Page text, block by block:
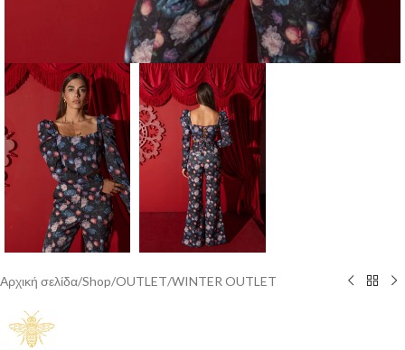
Αρχική σελίδα/Shop/OUTLET/WINTER OUTLET